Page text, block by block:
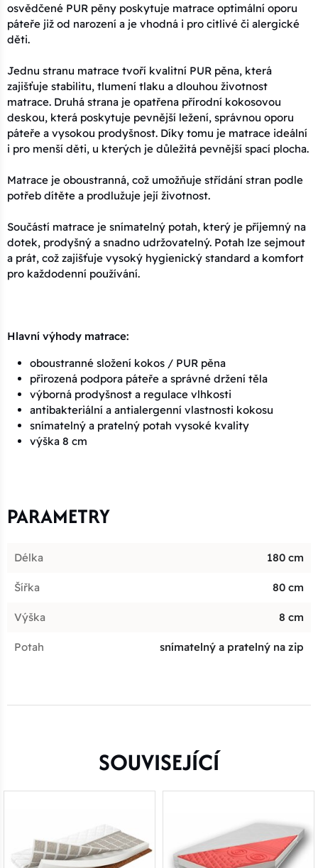
osvědčené PUR pěny poskytuje matrace optimální oporu
páteře již od narození a je vhodná i pro citlivé či alergické
děti.
Jednu stranu matrace tvoří kvalitní PUR pěna, která
zajišťuje stabilitu, tlumení tlaku a dlouhou životnost
matrace. Druhá strana je opatřena přírodní kokosovou
deskou, která poskytuje pevnější ležení, správnou oporu
páteře a vysokou prodyšnost. Díky tomu je matrace ideální
i pro menší děti, u kterých je důležitá pevnější spací plocha.
Matrace je oboustranná, což umožňuje střídání stran podle
potřeb dítěte a prodlužuje její životnost.
Součástí matrace je snímatelný potah, který je příjemný na
dotek, prodyšný a snadno udržovatelný. Potah lze sejmout
a prát, což zajišťuje vysoký hygienický standard a komfort
pro každodenní používání.
Hlavní výhody matrace:
oboustranné složení kokos / PUR pěna
přirozená podpora páteře a správné držení těla
výborná prodyšnost a regulace vlhkosti
antibakteriální a antialergenní vlastnosti kokosu
snímatelný a pratelný potah vysoké kvality
výška 8 cm
PARAMETRY
Délka 180 cm
Šířka 80 cm
Výška 8 cm
Potah snímatelný a pratelný na zip
SOUVISEJÍCÍ